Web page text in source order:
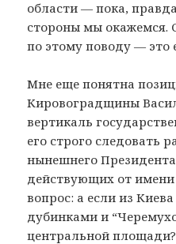
области — пока,
стороны мы окажемся.
по этому поводу — это
Мне еще понятна
Кировоградщины
вертикаль
его строго следовать
нынешнего
действующих от
вопрос: а если из
дубинками и
центральной